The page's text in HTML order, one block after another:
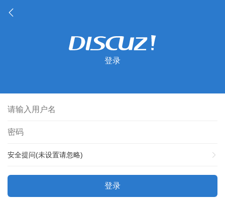
登录
安全提问(未设置请忽略)
登录